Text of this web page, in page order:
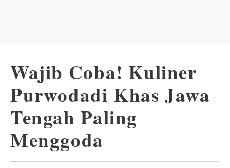
Wajib Coba! Kuliner
Purwodadi Khas Jawa
Tengah Paling
Menggoda